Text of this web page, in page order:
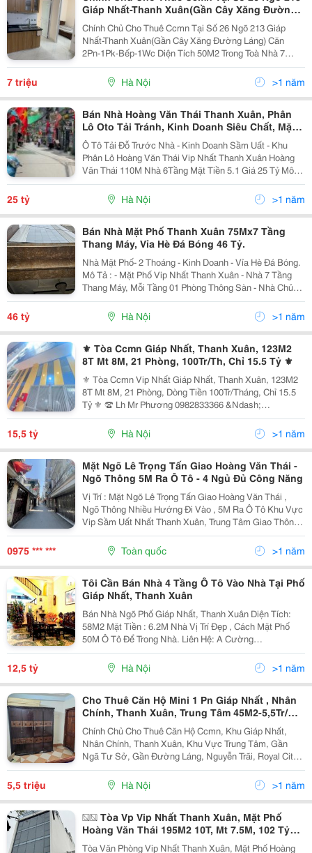
Giáp Nhất-Thanh Xuân(Gần Cây Xăng Đường
Láng)
Chính Chủ Cho Thuê Ccmn Tại Số 26 Ngõ 213 Giáp
Nhất-Thanh Xuân(Gần Cây Xăng Đường Láng) Căn
2Pn-1Pk-Bếp-1Wc Diện Tích 50M2 Trong Toà Nhà 7
Tầng Có Cầu Thang Máy.có Hệ Thống Pccc Đảm Bảo
Nhà Đã Có 2 Điều Hoà,Tủ Lạnh,Máy
Giặt,Giường,Tủ&Hellip;Vào Ở...
7 triệu Hà Nội >1 năm
Bán Nhà Hoàng Văn Thái Thanh Xuân, Phân
Lô Oto Tải Tránh, Kinh Doanh Siêu Chất, Mặt
Tiền Hơn 5M
Ô Tô Tải Đỗ Trước Nhà - Kinh Doanh Sầm Uất - Khu
Phân Lô Hoàng Văn Thái Vip Nhất Thanh Xuân Hoàng
Văn Thái 110M Nhà 6Tầng Mặt Tiền 5.1 Giá 25 Tỷ Mô
Tả, - Nhà Vị Trí Ngõ Thông, Ô Tải Đỗ Cửa, Vài Bước
Chân Ra Mặt Phố Hoàng Văn Thái, Ngay...
25 tỷ Hà Nội >1 năm
Bán Nhà Mặt Phố Thanh Xuân 75Mx7 Tầng
Thang Máy, Vỉa Hè Đá Bóng 46 Tỷ.
Nhà Mặt Phố- 2 Thoáng - Kinh Doanh - Vỉa Hè Đá Bóng.
Mô Tả : - Mặt Phố Vip Nhất Thanh Xuân - Nhà 7 Tầng
Thang Máy, Mỗi Tầng 01 Phòng Thông Sàn - Nhà Chủ
Xây Vô Cùng Hiện Đại Và Chắc Chắn. - Sổ Đỏ Hoa Hậu.
- Gía 46 Tỷ Có Thương Lượng.
46 tỷ Hà Nội >1 năm
⚜️ Tòa Ccmn Giáp Nhất, Thanh Xuân, 123M2
8T Mt 8M, 21 Phòng, 100Tr/Th, Chỉ 15.5 Tỷ ⚜️
⚜️ Tòa Ccmn Vip Nhất Giáp Nhất, Thanh Xuân, 123M2
8T Mt 8M, 21 Phòng, Dòng Tiền 100Tr/Tháng, Chỉ 15.5
Tỷ ⚜️ ☎️ Lh Mr Phương 0982833366 &Ndash;
0902223785 ---------------------------- Toà Căn Hộ Dịch Vụ,
Chung Cư Mini, Nhà Dòng Tiền Cho Thuê Giáp...
15,5 tỷ Hà Nội >1 năm
Mặt Ngõ Lê Trọng Tấn Giao Hoàng Văn Thái -
Ngõ Thông 5M Ra Ô Tô - 4 Ngủ Đủ Công Năng
Vị Trí : Mặt Ngõ Lê Trọng Tấn Giao Hoàng Văn Thái ,
Ngõ Thông Nhiều Hướng Đi Vào , 5M Ra Ô Tô Khu Vực
Vip Sầm Uất Nhất Thanh Xuân, Trung Tâm Giao Thông,
Thuận Tiện Tới Các Bệnh Viện Lớn, Đại Học Lớn Và
Các Trung Tâm Thương Mại Vây Quanh. Thoáng...
0975 *** *** Toàn quốc >1 năm
Tôi Cần Bán Nhà 4 Tầng Ô Tô Vào Nhà Tại Phố
Giáp Nhất, Thanh Xuân
Bán Nhà Ngõ Phố Giáp Nhất, Thanh Xuân Diện Tích:
58M2 Mặt Tiền : 6.2M Nhà Vị Trí Đẹp , Cách Mặt Phố
50M Ô Tô Để Trong Nhà. Liên Hệ: A Cường
09.8886.5556 Để Đi Xem Nhà
12,5 tỷ Hà Nội >1 năm
Cho Thuê Căn Hộ Mini 1 Pn Giáp Nhất , Nhân
Chính, Thanh Xuân, Trung Tâm 45M2-5,5Tr/
Thg
Chính Chủ Cho Thuê Căn Hộ Ccmn, Khu Giáp Nhất,
Nhân Chính, Thanh Xuân, Khu Vực Trung Tâm, Gần
Ngã Tư Sở, Gần Đường Láng, Nguyễn Trãi, Royal City
Tiện Đi Lại Lên Phố.địa Chỉ: Số 213/31/19 Giáp Nhất,
Thanh Xuân.- Diện Tích: 45M&Sup2;, 1 Ngủ, 1 Khách,
5,5 triệu Hà Nội >1 năm
�� Tòa Vp Vip Nhất Thanh Xuân, Mặt Phố
Hoàng Văn Thái 195M2 10T, Mt 7.5M, 102 Tỷ
��
Tòa Văn Phòng Vip Nhất Thanh Xuân, Mặt Phố Hoàng